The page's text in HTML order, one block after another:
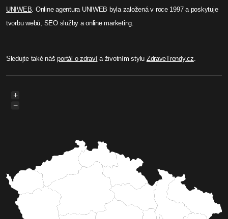
UNIWEB . Online agentura UNIWEB byla založená v roce 1997 a poskytuje
tvorbu webů, SEO služby a online marketing.
Sledujte také nášportál o zdravía životním stylu ZdraveTrendy.cz
+
−